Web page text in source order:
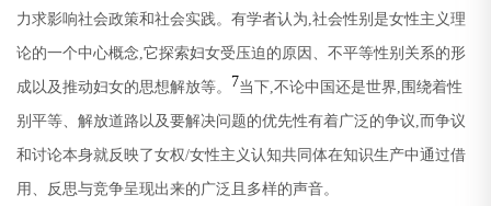
力求影响社会政策和社会实践。有学者认为,社会性别是女性主义理
论的一个中心概念,它探索妇女受压迫的原因、不平等性别关系的形
成以及推动妇女的思想解放等。 7当下,不论中国还是世界, 围绕着性
别平等、解放道路以及要解决问题的优先性有着广泛的争议,而争议
和讨论本身就反映了女权/女性主义认知共同体在知识生产中通过借
用、反思与竞争呈现出来的广泛且多样的声音。